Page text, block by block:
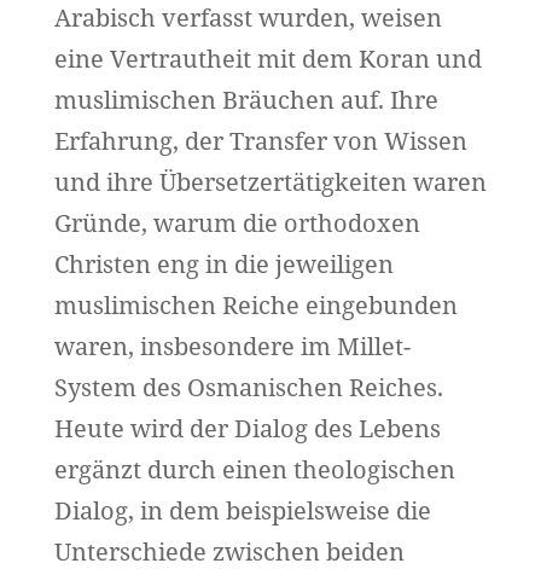
Arabisch verfasst wurden, weisen
eine Vertrautheit mit dem Koran und
muslimischen Bräuchen auf. Ihre
Erfahrung, der Transfer von Wissen
und ihre Übersetzertätigkeiten waren
Gründe, warum die orthodoxen
Christen eng in die jeweiligen
muslimischen Reiche eingebunden
waren, insbesondere im Millet-
System des Osmanischen Reiches.
Heute wird der Dialog des Lebens
ergänzt durch einen theologischen
Dialog, in dem beispielsweise die
Unterschiede zwischen beiden